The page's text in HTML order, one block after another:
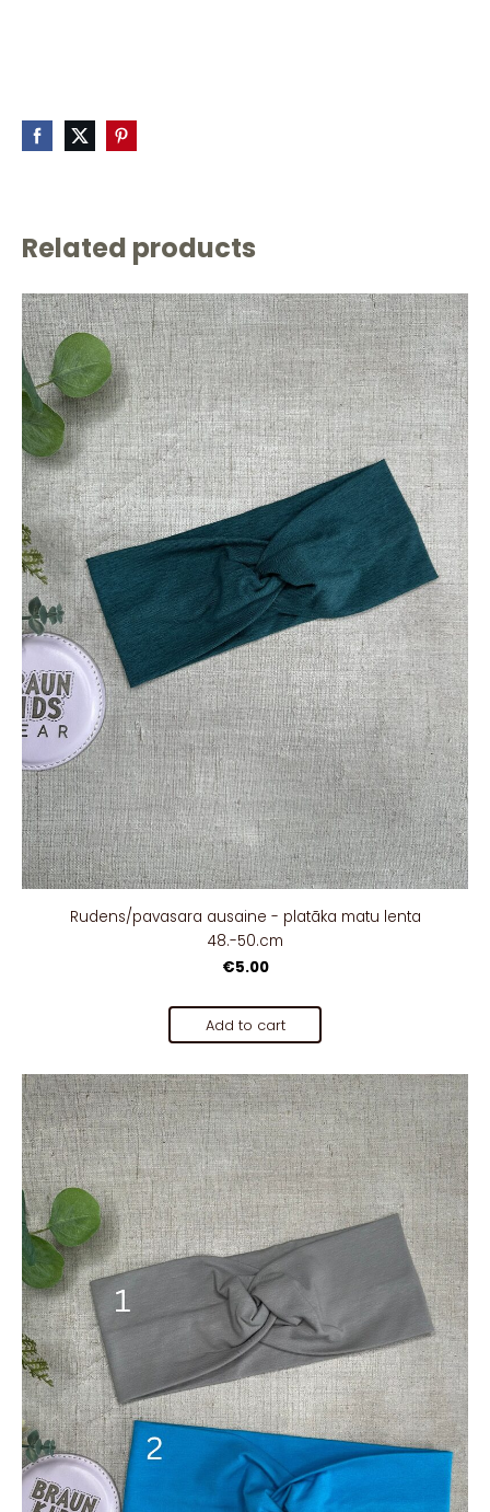
Related products
Rudens/pavasara ausaine - platāka matu lenta
48.-50.cm
€5.00
Add to cart